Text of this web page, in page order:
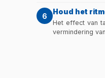
6 Houd het
Het effect van
vermindering